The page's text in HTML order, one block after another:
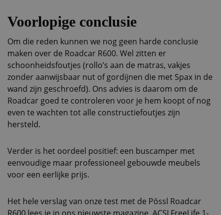
Voorlopige conclusie
Om die reden kunnen we nog geen harde conclusie
maken over de Roadcar R600. Wel zitten er
schoonheidsfoutjes (rollo’s aan de matras, vakjes
zonder aanwijsbaar nut of gordijnen die met Spax in de
wand zijn geschroefd). Ons advies is daarom om de
Roadcar goed te controleren voor je hem koopt of nog
even te wachten tot alle constructiefoutjes zijn
hersteld.
Verder is het oordeel positief: een buscamper met
eenvoudige maar professioneel gebouwde meubels
voor een eerlijke prijs.
Het hele verslag van onze test met de Pössl Roadcar